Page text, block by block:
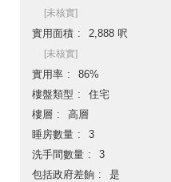
[未核實]
實用面積 2,888 呎
[未核實]
實用率
86%
樓盤類型
住宅
樓層
高層
睡房數量
3
洗手間數量
3
包括政府差餉
是